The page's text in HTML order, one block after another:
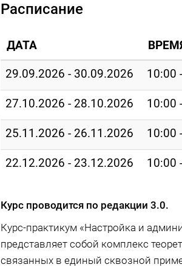
Расписание
ДАТА
29.09.2026 - 30.09.2026 10:00
27.10.2026 - 28.10.2026 10:00
25.11.2026 - 26.11.2026 10:00
22.12.2026 - 23.12.2026 10:00
Курс проводится по редакции 3.0.
Курс-практикум «Настройка и
представляет собой комплекс
связанных в единый сквозной